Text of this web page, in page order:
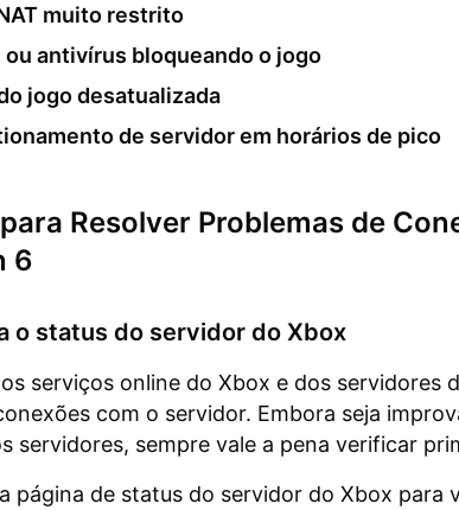
muito restrito
antivírus bloqueando o jogo
jogo desatualizada
de servidor em horários de pico
Resolver Problemas de
6
o status do servidor do Xbox
serviços online do Xbox e dos servidores
com o servidor. Embora seja
servidores, sempre vale a pena verificar
página de status do servidor do Xbox para